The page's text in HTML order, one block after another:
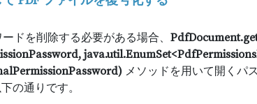
ドを削除する必要がある場合、
メソッドを用いて開くパ
の通りです。